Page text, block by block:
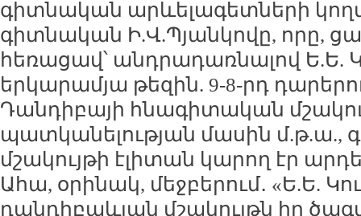
գիտնական արևելագետների
գիտնական Ի.Վ.Պյանկովը, որը,
հեռացավ՝ անդրադառնալով Ե.Ե.
երկարամյա թեզին. 9-8-րդ
Դանդիբայի հնագիտական
պատկանելության մասին մ.թ.ա.,
մշակույթի էլիտան կարող էր
Ահա, օրինակ, մեջբերում․ «Ե.Ե.
դանդիբաևյան մշակույթն իր